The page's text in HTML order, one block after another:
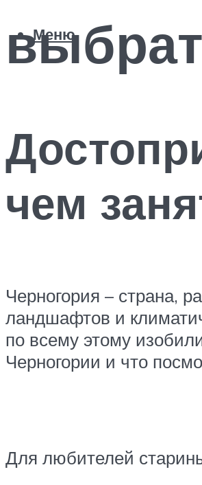
Меню
чем
Черногория – страна,
ландшафтов и
по всему этому
Черногории и что
Для любителей